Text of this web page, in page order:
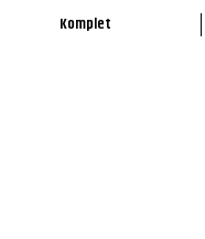
Komplet